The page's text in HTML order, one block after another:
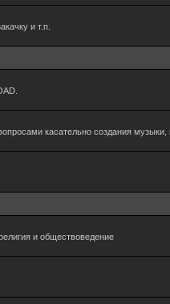
и т.п.
касательно создания музыки,
и обществоведение